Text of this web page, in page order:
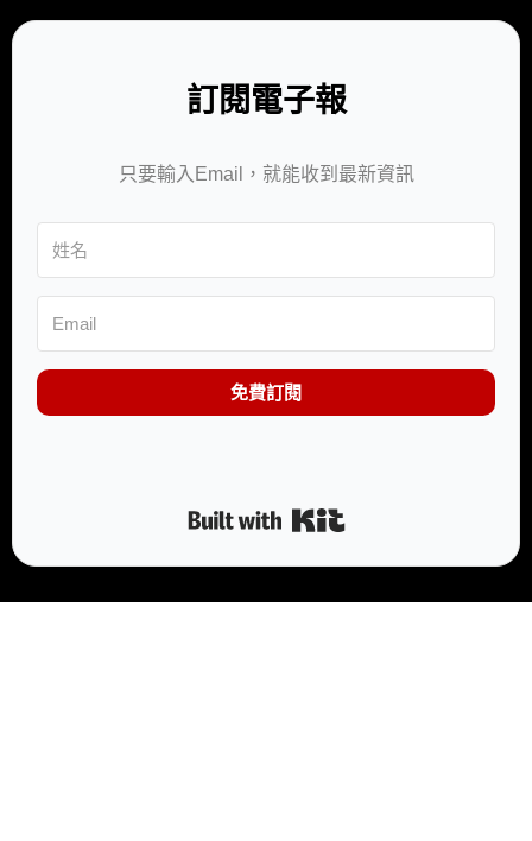
訂閱電子報
只要輸入Email，就能收到最新資訊
免費訂閱